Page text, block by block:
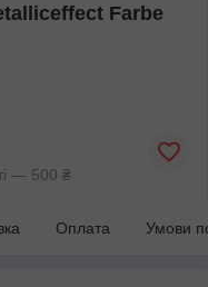
Farbe
— 500 ₴
Оплата Умови